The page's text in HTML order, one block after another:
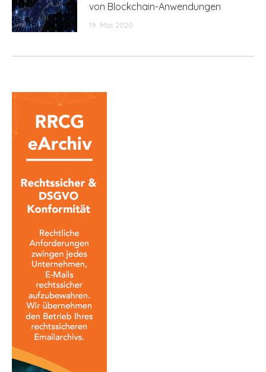
von Blockchain-Anwendungen
19. Mai 2020